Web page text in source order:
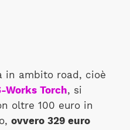
in ambito road, cioè
Works Torch, si
oltre 100 euro in
ovvero 329 euro